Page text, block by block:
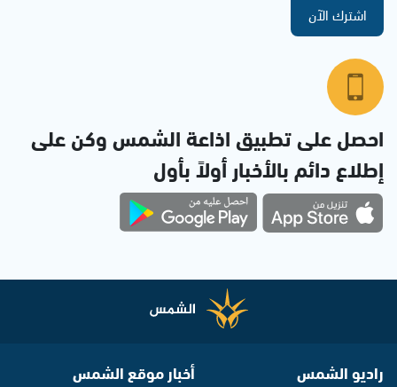
اشترك الآن
احصل على تطبيق اذاعة الشمس وكن على
إطلاع دائم بالأخبار أولاً بأول
راديو الشمس أخبار موقع الشمس